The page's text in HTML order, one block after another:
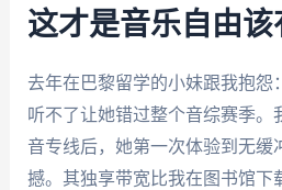
这才是音乐自由该
去年在巴黎留学的小妹跟我抱怨
听不了让她错过整个音综赛季。
音专线后，她第一次体验到无缓
撼。其独享带宽比我在图书馆下